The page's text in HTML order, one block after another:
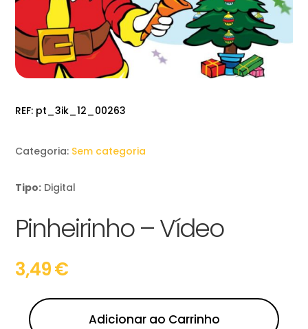
REF: pt_3ik_12_00263
Categoria: Sem categoria
Tipo: Digital
Pinheirinho – Vídeo
3,49€
Adicionar ao Carrinho